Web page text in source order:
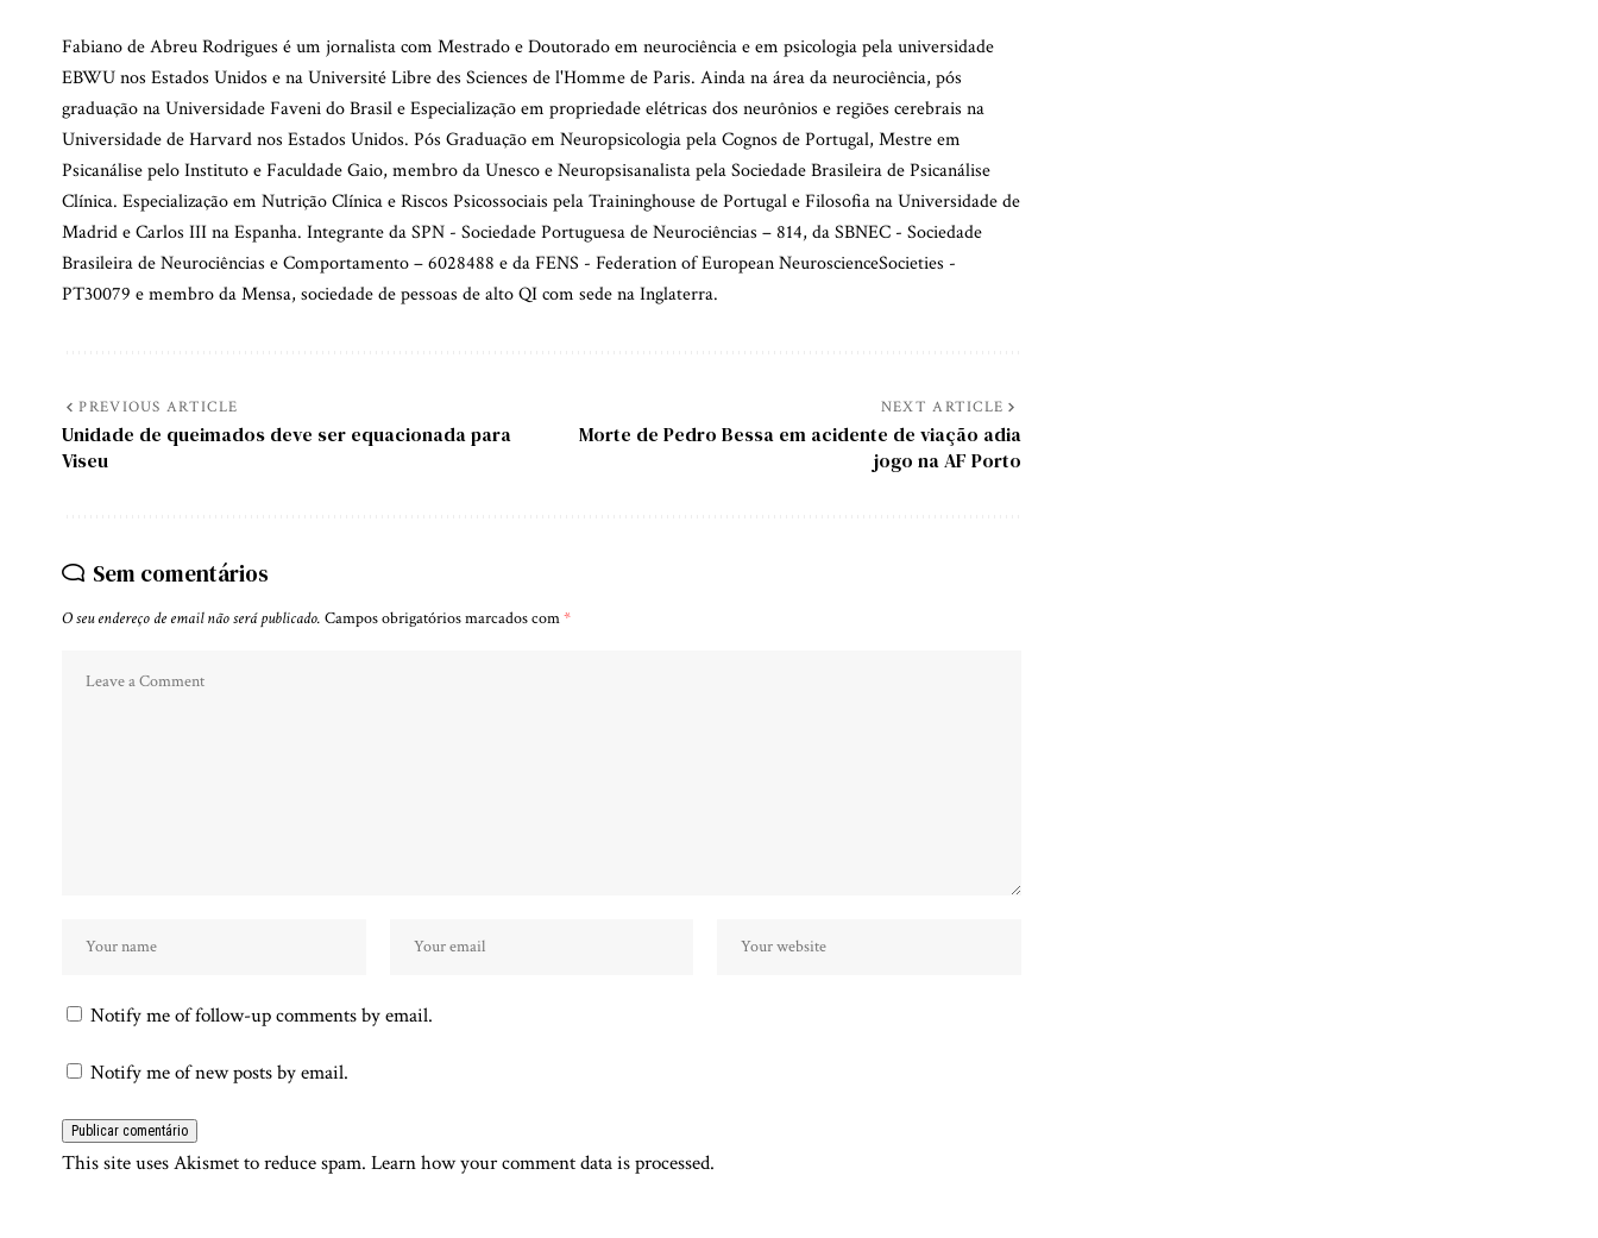
Fabiano de Abreu Rodrigues é um jornalista com Mestrado e Doutorado em neurociência e em psicologia pela universidade
EBWU nos Estados Unidos e na Université Libre des Sciences de l'Homme de Paris. Ainda na área da neurociência, pós
graduação na Universidade Faveni do Brasil e Especialização em propriedade elétricas dos neurônios e regiões cerebrais na
Universidade de Harvard nos Estados Unidos. Pós Graduação em Neuropsicologia pela Cognos de Portugal, Mestre em
Psicanálise pelo Instituto e Faculdade Gaio, membro da Unesco e Neuropsisanalista pela Sociedade Brasileira de Psicanálise
Clínica. Especialização em Nutrição Clínica e Riscos Psicossociais pela Traininghouse de Portugal e Filosofia na Universidade de
Madrid e Carlos III na Espanha. Integrante da SPN - Sociedade Portuguesa de Neurociências – 814, da SBNEC - Sociedade
Brasileira de Neurociências e Comportamento – 6028488 e da FENS - Federation of European NeuroscienceSocieties -
PT30079 e membro da Mensa, sociedade de pessoas de alto QI com sede na Inglaterra.
PREVIOUS ARTICLE
Unidade de queimados deve ser equacionada para
Viseu
NEXT ARTICLE
Morte de Pedro Bessa em acidente de viação adia
jogo na AF Porto
Sem comentários
O seu endereço de email não será publicado. Campos obrigatórios marcados com*
Notify me of follow-up comments by email.
Notify me of new posts by email.
This site uses Akismet to reduce spam. Learn how your comment data is processed.